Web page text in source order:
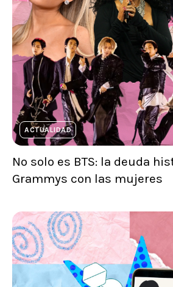
ACTUALIDAD
No solo es BTS: la deuda
Grammys con las mujeres